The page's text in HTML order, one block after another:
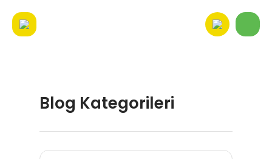
Blog Kategorileri